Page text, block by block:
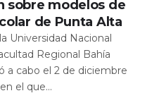
sobre modelos de
de Punta Alta
Universidad Nacional
Regional Bahía
a cabo el 2 de diciembre
el que...